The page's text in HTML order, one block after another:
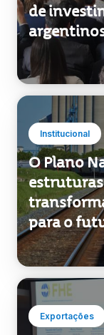
de
Institucional
O Plano
para o
Exportações